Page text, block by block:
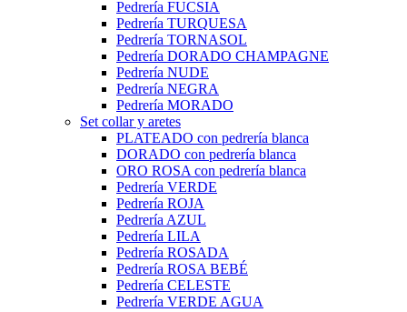
Pedrería FUCSIA
Pedrería TURQUESA
Pedrería TORNASOL
Pedrería DORADO CHAMPAGNE
Pedrería NUDE
Pedrería NEGRA
Pedrería MORADO
Set collar y aretes
PLATEADO con pedrería blanca
DORADO con pedrería blanca
ORO ROSA con pedrería blanca
Pedrería VERDE
Pedrería ROJA
Pedrería AZUL
Pedrería LILA
Pedrería ROSADA
Pedrería ROSA BEBÉ
Pedrería CELESTE
Pedrería VERDE AGUA